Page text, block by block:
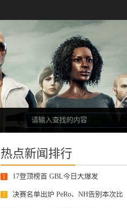
热点新闻排行
1 17登顶榜首 GBL今日大爆发
2
决赛名单出炉 PeRo、NH告别本次比